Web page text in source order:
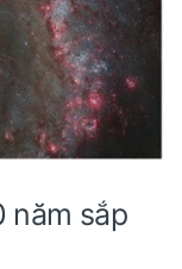
năm sắp